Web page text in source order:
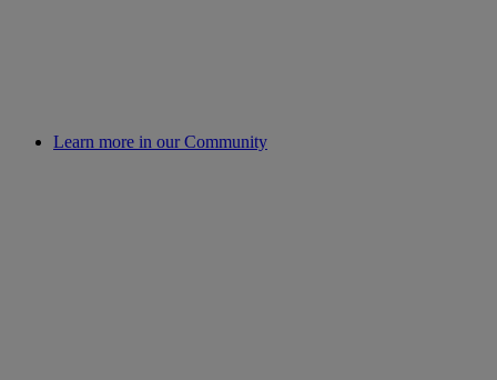
Learn more in our Community